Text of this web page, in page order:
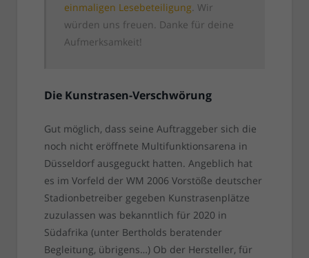
einmaligen Lesebeteiligung. Wir
würden uns freuen. Danke für deine
Aufmerksamkeit!
Die Kunstrasen-Verschwörung
Gut möglich, dass seine Auftraggeber sich die
noch nicht eröffnete Multifunktionsarena in
Düsseldorf ausgeguckt hatten. Angeblich hat
es im Vorfeld der WM 2006 Vorstöße deutscher
Stadionbetreiber gegeben Kunstrasenplätze
zuzulassen was bekanntlich für 2020 in
Südafrika (unter Bertholds beratender
Begleitung, übrigens…) Ob der Hersteller, für